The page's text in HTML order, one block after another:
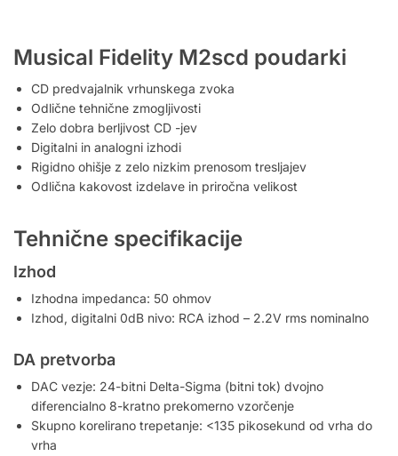
Musical Fidelity M2scd poudarki
CD predvajalnik vrhunskega zvoka
Odlične tehnične zmogljivosti
Zelo dobra berljivost CD -jev
Digitalni in analogni izhodi
Rigidno ohišje z zelo nizkim prenosom tresljajev
Odlična kakovost izdelave in priročna velikost
Tehnične specifikacije
Izhod
Izhodna impedanca: 50 ohmov
Izhod, digitalni 0dB nivo: RCA izhod – 2.2V rms nominalno
DA pretvorba
DAC vezje: 24-bitni Delta-Sigma (bitni tok) dvojno
diferencialno 8-kratno prekomerno vzorčenje
Skupno korelirano trepetanje: <135 pikosekund od vrha do
vrha